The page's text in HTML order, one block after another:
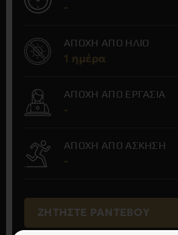
-
ΑΠΟΧΗ ΑΠΟ ΗΛΙΟ
1 ημέρα
ΑΠΟΧΗ ΑΠΟ ΕΡΓΑΣΙΑ
-
ΑΠΟΧΗ ΑΠΟ ΑΣΚΗΣΗ
-
ΖΗΤΗΣΤΕ ΡΑΝΤΕΒΟΥ